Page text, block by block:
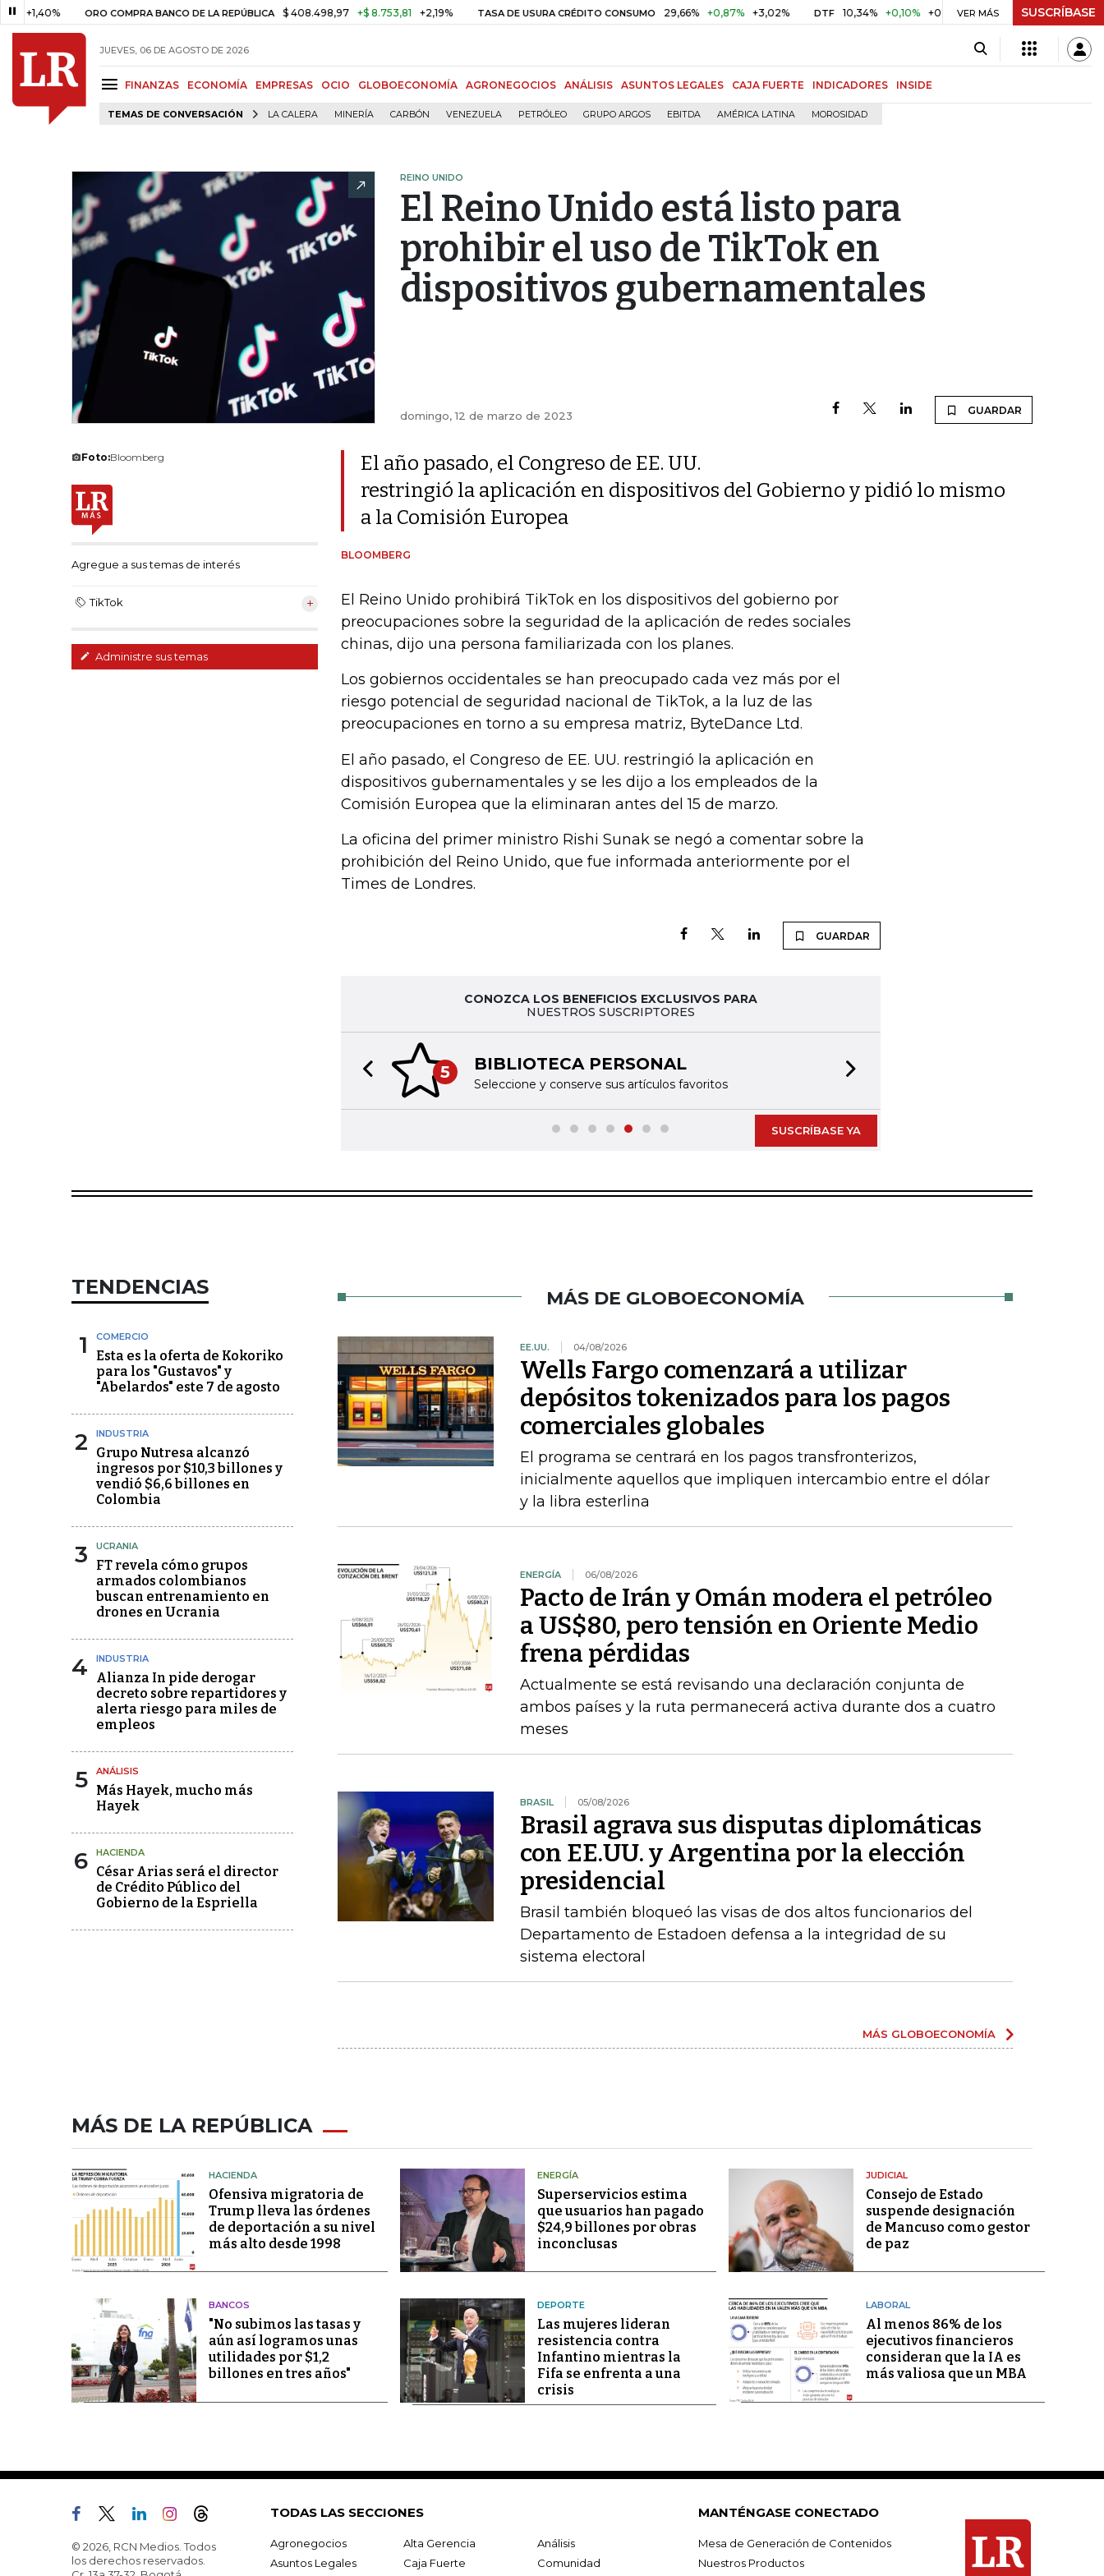
ORO COMPRA BANCO DE LA REPÚBLICA $ 408.498,97 +$ 8.753,81 +2,19% TASA DE USURA CRÉDITO CONSUMO 29,66% +0,87% +3,02% DTF 10,34% +0,10% +0,98% UVR $ 416,91 +$ 0,05
VER MÁS SUSCRÍBASE
JUEVES, 06 DE AGOSTO DE 2026
FINANZAS ECONOMÍA EMPRESAS OCIO GLOBOECONOMÍA AGRONEGOCIOS ANÁLISIS ASUNTOS LEGALES CAJA FUERTE INDICADORES INSIDE
TEMAS DE CONVERSACIÓN LA CALERA MINERÍA CARBÓN VENEZUELA PETRÓLEO GRUPO ARGOS EBITDA AMÉRICA LATINA MOROSIDAD
REINO UNIDO
El Reino Unido está listo para
prohibir el uso de TikTok en
dispositivos gubernamentales
domingo, 12 de marzo de 2023 GUARDAR
Foto:Bloomberg
Agregue a sus temas de interés
TikTok
Administre sus temas
El año pasado, el Congreso de EE. UU.
restringió la aplicación en dispositivos del Gobierno y pidió lo mismo
a la Comisión Europea
BLOOMBERG
El Reino Unido prohibirá TikTok en los dispositivos del gobierno por
preocupaciones sobre la seguridad de la aplicación de redes sociales
chinas, dijo una persona familiarizada con los planes.
Los gobiernos occidentales se han preocupado cada vez más por el
riesgo potencial de seguridad nacional de TikTok, a la luz de las
preocupaciones en torno a su empresa matriz, ByteDance Ltd.
El año pasado, el Congreso de EE. UU. restringió la aplicación en
dispositivos gubernamentales y se les dijo a los empleados de la
Comisión Europea que la eliminaran antes del 15 de marzo.
La oficina del primer ministro Rishi Sunak se negó a comentar sobre la
prohibición del Reino Unido, que fue informada anteriormente por el
Times de Londres.
GUARDAR
CONOZCA LOS BENEFICIOS EXCLUSIVOS PARA
NUESTROS SUSCRIPTORES
5 BIBLIOTECA PERSONAL
Seleccione y conserve sus artículos favoritos
Previous slide
SUSCRÍBASE YA
TENDENCIAS
1 COMERCIO
Esta es la oferta de Kokoriko
para los "Gustavos" y
"Abelardos" este 7 de agosto
2 INDUSTRIA
Grupo Nutresa alcanzó
ingresos por $10,3 billones y
vendió $6,6 billones en
Colombia
3 UCRANIA
FT revela cómo grupos
armados colombianos
buscan entrenamiento en
drones en Ucrania
4 INDUSTRIA
Alianza In pide derogar
decreto sobre repartidores y
alerta riesgo para miles de
empleos
5 ANÁLISIS
Más Hayek, mucho más
Hayek
6 HACIENDA
César Arias será el director
de Crédito Público del
Gobierno de la Espriella
MÁS DE GLOBOECONOMÍA
EE.UU. 04/08/2026
Wells Fargo comenzará a utilizar
depósitos tokenizados para los pagos
comerciales globales
El programa se centrará en los pagos transfronterizos,
inicialmente aquellos que impliquen intercambio entre el dólar
y la libra esterlina
ENERGÍA 06/08/2026
Pacto de Irán y Omán modera el petróleo
a US$80, pero tensión en Oriente Medio
frena pérdidas
Actualmente se está revisando una declaración conjunta de
ambos países y la ruta permanecerá activa durante dos a cuatro
meses
BRASIL 05/08/2026
Brasil agrava sus disputas diplomáticas
con EE.UU. y Argentina por la elección
presidencial
Brasil también bloqueó las visas de dos altos funcionarios del
Departamento de Estadoen defensa a la integridad de su
sistema electoral
MÁS GLOBOECONOMÍA
MÁS DE LA REPÚBLICA
HACIENDA
Ofensiva migratoria de
Trump lleva las órdenes
de deportación a su nivel
más alto desde 1998
ENERGÍA
Superservicios estima
que usuarios han pagado
$24,9 billones por obras
inconclusas
JUDICIAL
Consejo de Estado
suspende designación
de Mancuso como gestor
de paz
BANCOS
"No subimos las tasas y
aún así logramos unas
utilidades por $1,2
billones en tres años"
DEPORTE
Las mujeres lideran
resistencia contra
Infantino mientras la
Fifa se enfrenta a una
crisis
LABORAL
Al menos 86% de los
ejecutivos financieros
consideran que la IA es
más valiosa que un MBA
© 2026, RCN Medios. Todos
los derechos reservados.
TODAS LAS SECCIONES
Agronegocios Alta Gerencia
Análisis
Asuntos Legales
Caja Fuerte Comunidad
MANTÉNGASE CONECTADO
Mesa de Generación de Contenidos
Nuestros Productos